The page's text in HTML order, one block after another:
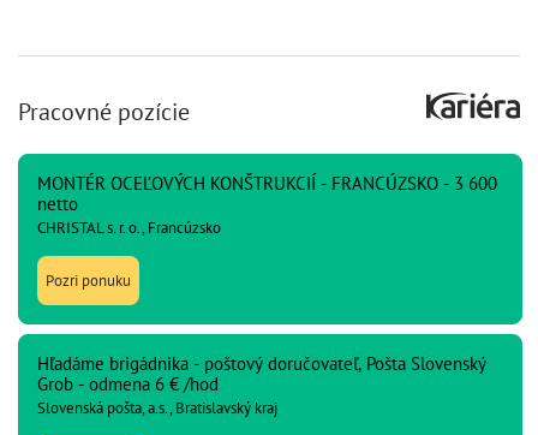
Pracovné pozície
MONTÉR OCEĽOVÝCH KONŠTRUKCIÍ - FRANCÚZSKO - 3 600
netto
CHRISTAL s. r. o., Francúzsko
Pozri ponuku
Hľadáme brigádnika - poštový doručovateľ, Pošta Slovenský
Grob - odmena 6 € /hod
Slovenská pošta, a.s., Bratislavský kraj